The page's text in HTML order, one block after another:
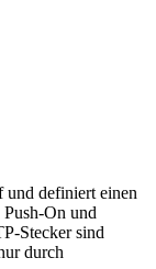
definiert einen
On und
Stecker sind
durch